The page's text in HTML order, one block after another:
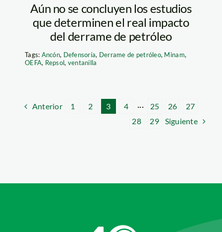
Aún no se concluyen los estudios
que determinen el real impacto
del derrame de petróleo
Tags: Ancón, Defensoría, Derrame de petróleo, Minam,
OEFA, Repsol, ventanilla
Anterior 1 2 3 4 ··· 25 26
27
28
29 Siguiente